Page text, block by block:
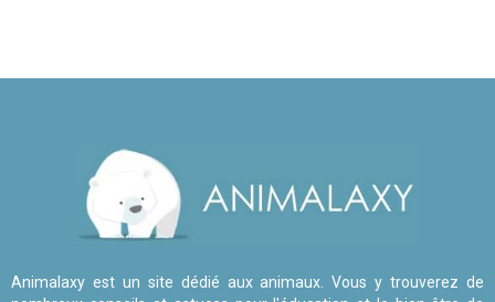
Animalaxy est un site dédié aux animaux. Vous y trouverez de